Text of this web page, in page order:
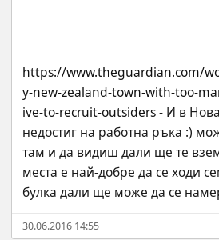
https://www.theguardian.com/
y-new-zealand-town-with-too-
ive-to-recruit-outsiders - И в
недостиг на работна ръка :)
там и да видиш дали ще те
места е най-добре да се ходи
булка дали ще може да се
30.06.2016 14:55